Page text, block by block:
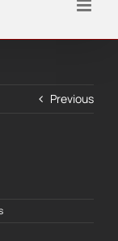
Previous